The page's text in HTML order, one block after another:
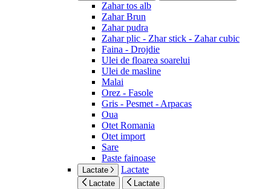
Zahar tos alb
Zahar Brun
Zahar pudra
Zahar plic - Zhar stick - Zahar cubic
Faina - Drojdie
Ulei de floarea soarelui
Ulei de masline
Malai
Orez - Fasole
Gris - Pesmet - Arpacas
Oua
Otet Romania
Otet import
Sare
Paste fainoase
Lactate Lactate
Lactate Lactate